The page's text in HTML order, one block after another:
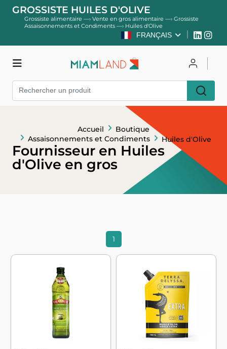
GROSSISTE HUILES D'OLIVE
Grossiste alimentaire —› Vente en gros alimentaire —› Grossiste
Assaisonnements et Condiments —›Huiles d'Olive
FRANÇAIS
Accueil
Boutique
Assaisonnements et Condiments
Huiles d'Olive
Fournisseur en Huiles
d'Olive en gros
1
Boutique